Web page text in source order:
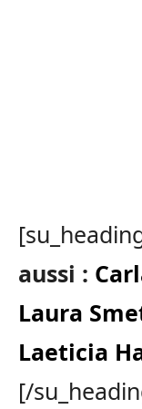
aussi :
Laura
Laeticia
[/